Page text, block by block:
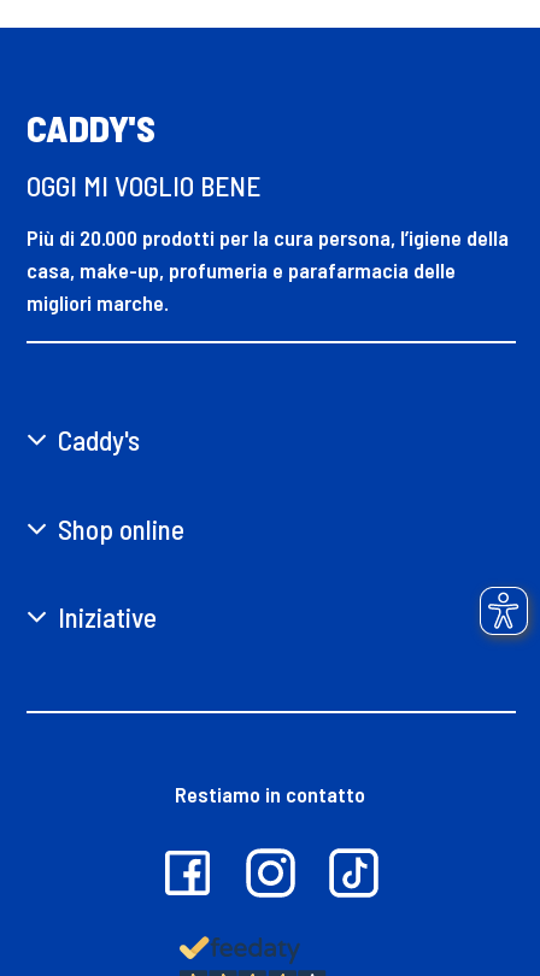
CADDY'S
OGGI MI VOGLIO BENE
Più di 20.000 prodotti per la cura persona, l’igiene della
casa, make-up, profumeria e parafarmacia delle
migliori marche.
Caddy's
Shop online
Iniziative
Restiamo in contatto